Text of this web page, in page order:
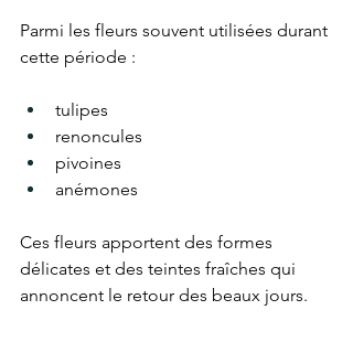
Parmi les fleurs souvent utilisées durant
cette période :
tulipes
renoncules
pivoines
anémones
Ces fleurs apportent des formes
délicates et des teintes fraîches qui
annoncent le retour des beaux jours.